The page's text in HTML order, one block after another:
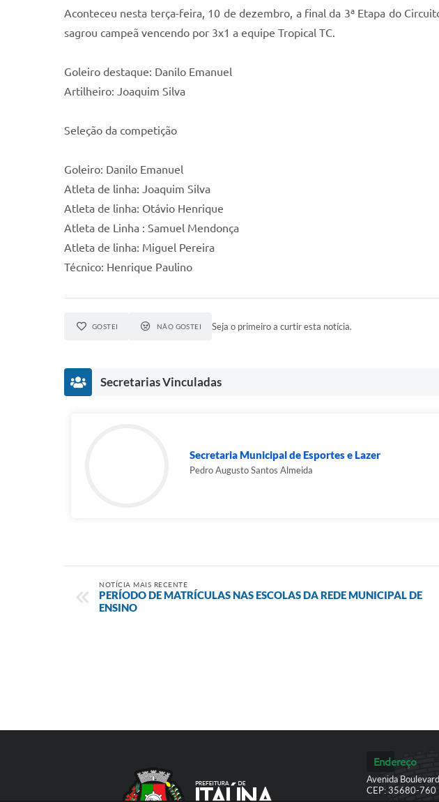
Aconteceu nesta terça-feira, 10 de dezembro, a final da 3ª Etapa do
sagrou campeã vencendo por 3x1 a equipe Tropical TC.
Goleiro destaque: Danilo Emanuel
Artilheiro: Joaquim Silva
Seleção da competição
Goleiro: Danilo Emanuel
Atleta de linha: Joaquim Silva
Atleta de linha: Otávio Henrique
Atleta de Linha : Samuel Mendonça
Atleta de linha: Miguel Pereira
Técnico: Henrique Paulino
GOSTEI NÃO GOSTEI Seja o primeiro a curtir esta notícia.
Secretarias Vinculadas
Secretaria Municipal de Esportes e Lazer
Pedro Augusto Santos Almeida
NOTÍCIA MAIS RECENTE
PERÍODO DE MATRÍCULAS NAS ESCOLAS DA REDE MUNICIPAL DE
ENSINO
Endereço
Avenida
CEP: 35680-760